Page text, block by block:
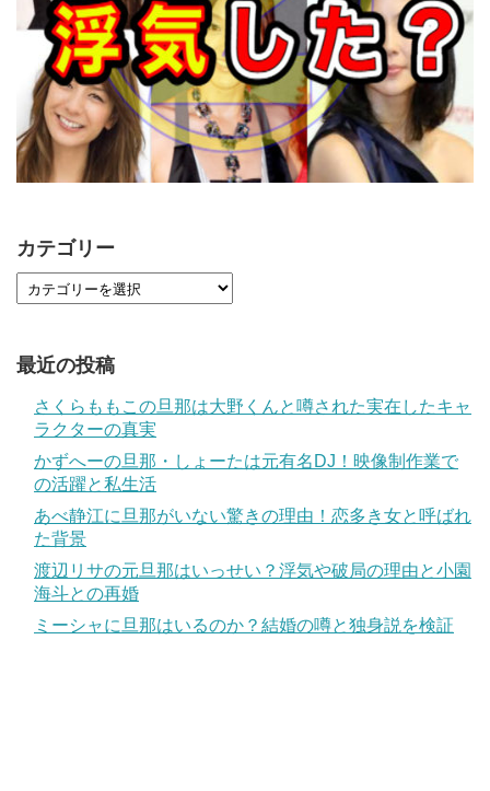
カテゴリー
最近の投稿
さくらももこの旦那は大野くんと噂された実在したキャ
ラクターの真実
かずへーの旦那・しょーたは元有名DJ！映像制作業で
の活躍と私生活
あべ静江に旦那がいない驚きの理由！恋多き女と呼ばれ
た背景
渡辺リサの元旦那はいっせい？浮気や破局の理由と小園
海斗との再婚
ミーシャに旦那はいるのか？結婚の噂と独身説を検証